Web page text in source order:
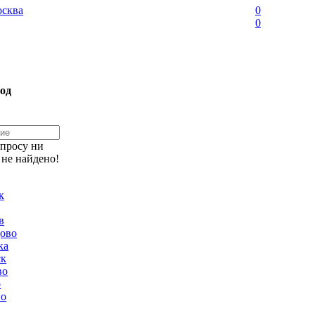
0
0
ни
найдено!